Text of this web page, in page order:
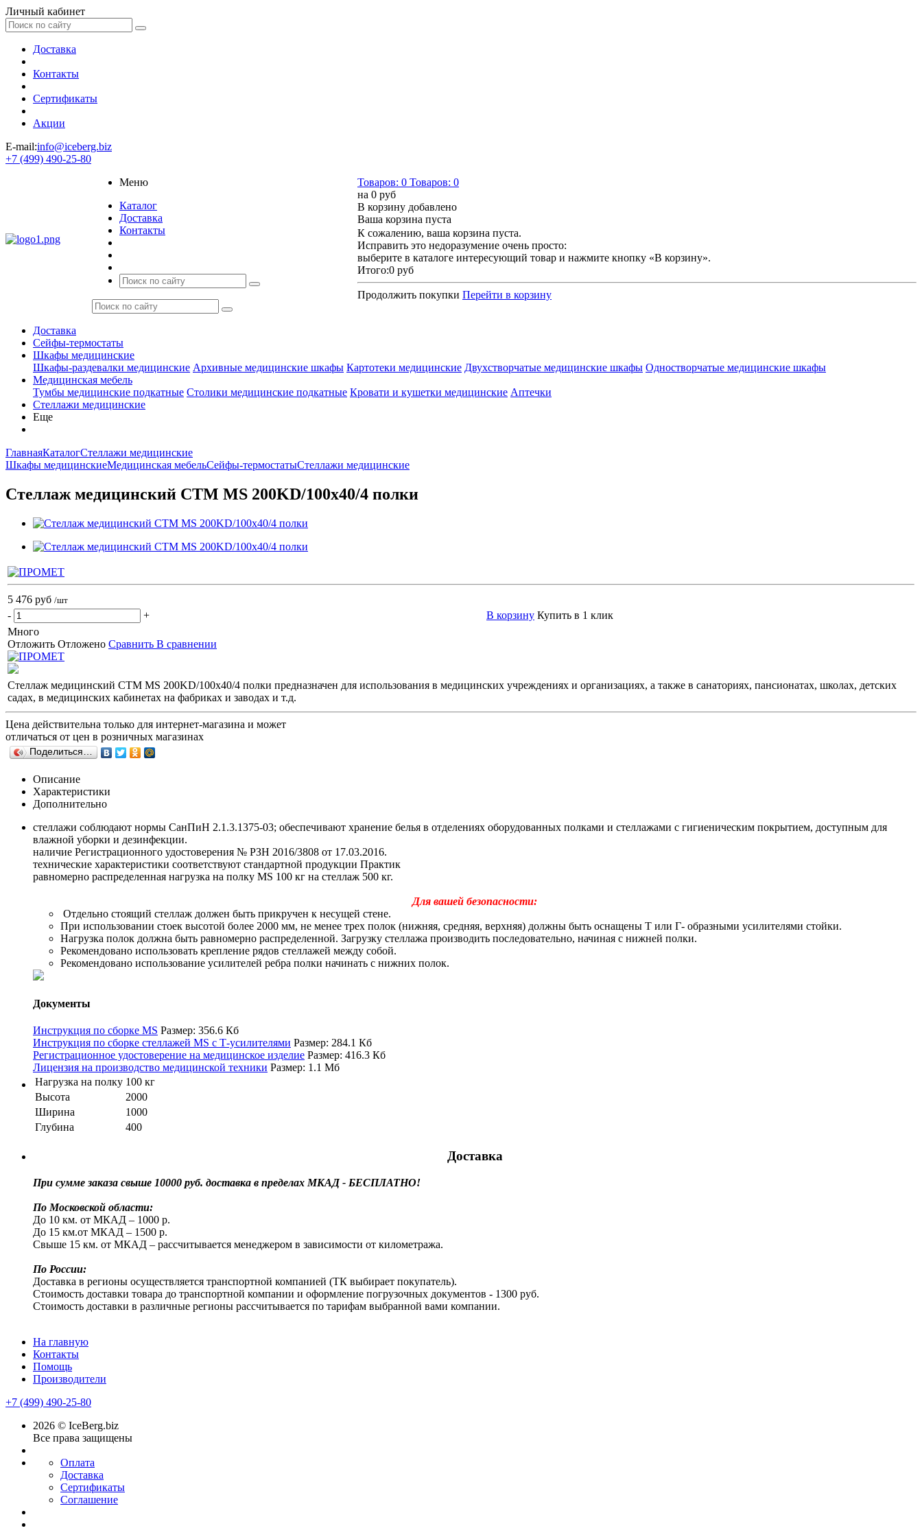
Личный кабинет
Доставка
Контакты
Сертификаты
Акции
E-mail:info@iceberg.biz
+7 (499) 490-25-80
Меню
Каталог
Доставка
Контакты
Товаров: 0 Товаров: 0
на 0 руб
В корзину добавлено
Ваша корзина пуста
К сожалению, ваша корзина пуста.
Исправить это недоразумение очень просто:
выберите в каталоге интересующий товар и нажмите кнопку «В корзину».
Итого:0 руб
Продолжить покупки Перейти в корзину
Доставка
Сейфы-термостаты
Шкафы медицинские
Шкафы-раздевалки медицинские Архивные медицинские шкафы Картотеки медицинские Двухстворчатые медицинские шкафы Одностворчатые медицинские шкафы
Медицинская мебель
Тумбы медицинские подкатные Столики медицинские подкатные Кровати и кушетки медицинские Аптечки
Стеллажи медицинские
Еще
ГлавнаяКаталогСтеллажи медицинские
Шкафы медицинскиеМедицинская мебельСейфы-термостатыСтеллажи медицинские
Стеллаж медицинский СТМ MS 200KD/100x40/4 полки
5 476 руб /шт
- + В корзину Купить в 1 клик
Много
Отложить Отложено Сравнить В сравнении
Стеллаж медицинский СТМ MS 200KD/100x40/4 полки предназначен для использования в медицинских учреждениях и организациях, а также в санаториях, пансионатах, школах, детских
садах, в медицинских кабинетах на фабриках и заводах и т.д.
Цена действительна только для интернет-магазина и может
отличаться от цен в розничных магазинах
Поделиться…
Описание
Характеристики
Дополнительно
стеллажи соблюдают нормы СанПиН 2.1.3.1375-03; обеспечивают хранение белья в отделениях оборудованных полками и стеллажами с гигиеническим покрытием, доступным для
влажной уборки и дезинфекции.
наличие Регистрационного удостоверения № РЗН 2016/3808 от 17.03.2016.
технические характеристики соответствуют стандартной продукции Практик
равномерно распределенная нагрузка на полку MS 100 кг на стеллаж 500 кг.
Для вашей безопасности:
Отдельно стоящий стеллаж должен быть прикручен к несущей стене.
При использовании стоек высотой более 2000 мм, не менее трех полок (нижняя, средняя, верхняя) должны быть оснащены Т или Г- образными усилителями стойки.
Нагрузка полок должна быть равномерно распределенной. Загрузку стеллажа производить последовательно, начиная с нижней полки.
Рекомендовано использовать крепление рядов стеллажей между собой.
Рекомендовано использование усилителей ребра полки начинать с нижних полок.
Документы
Инструкция по сборке MS Размер: 356.6 Кб
Инструкция по сборке стеллажей MS с Т-усилителями Размер: 284.1 Кб
Регистрационное удостоверение на медицинское изделие Размер: 416.3 Кб
Лицензия на производство медицинской техники Размер: 1.1 Мб
Нагрузка на полку 100 кг
Высота
2000
Ширина
1000
Глубина
400
Доставка
При сумме заказа свыше 10000 руб. доставка в пределах МКАД - БЕСПЛАТНО!
По Московской области:
До 10 км. от МКАД – 1000 р.
До 15 км.от МКАД – 1500 р.
Свыше 15 км. от МКАД – рассчитывается менеджером в зависимости от километража.
По России:
Доставка в регионы осуществляется транспортной компанией (ТК выбирает покупатель).
Стоимость доставки товара до транспортной компании и оформление погрузочных документов - 1300 руб.
Стоимость доставки в различные регионы рассчитывается по тарифам выбранной вами компании.
На главную
Контакты
Помощь
Производители
+7 (499) 490-25-80
2026 © IceBerg.biz
Все права защищены
Оплата
Доставка
Сертификаты
Соглашение